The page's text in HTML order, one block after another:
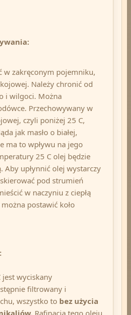
w zakręconym pojemniku,
Należy chronić od
i wilgoci. Można
Przechowywany w
czyli poniżej 25 C,
jak masło o białej,
ma to wpływu na jego
25 C olej będzie
Aby upłynnić olej wystarczy
pod strumień
w naczyniu z ciepłą
postawić koło
jest wyciskany
filtrowany i
wszystko to bez użycia
Rafinacja tego oleju